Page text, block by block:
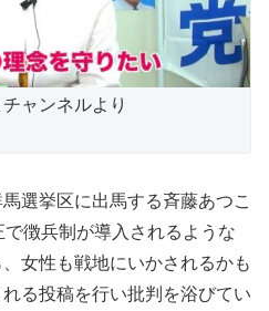
ャンネルより
選挙区に出馬する斉藤あつこ
徴兵制が導入されるような
女性も戦地にいかされるかも
る投稿を行い批判を浴びてい